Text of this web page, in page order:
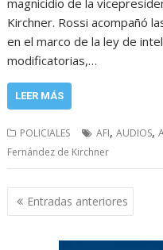
magnicidio de la
Kirchner. Rossi acompañó
en el marco de la ley de
modificatorias,…
LEER MÁS
POLICIALES AFI,AUDIOS,
Fernández de Kirchner
Navegación
de
entradas
Entradas anteriores